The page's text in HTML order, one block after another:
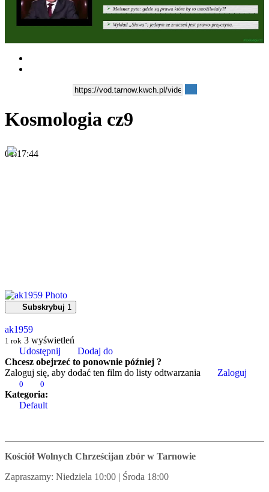
Video
Kosmologia cz9
01:17:44
Subskrybuj 1
ak1959
1 rok 3 wyświetleń
Udostępnij
Dodaj do
Chcesz obejrzeć to ponownie później ?
Zaloguj się, aby dodać ten film do listy odtwarzania
Zaloguj
0 0
Kategoria:
Default
Kościół Wolnych Chrześcijan zbór w Tarnowie
Zapraszamy: Niedziela 10:00 | Środa 18:00